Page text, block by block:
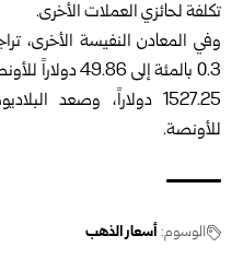
تكلفة لحائزي العملات الأخرى.
وفي المعادن النفيسة الأخرى،
للأونصة.
الوسوم: أسعار الذهب